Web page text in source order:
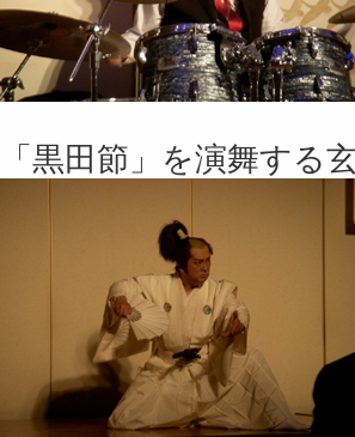
「黒田節」を演舞する